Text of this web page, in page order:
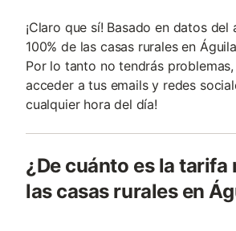
¡Claro que sí! Basado en datos del
100% de las casas rurales en
Por lo tanto no tendrás
acceder a tus emails y redes
cualquier hora del día!
¿De cuánto es la tarifa
las casas rurales en